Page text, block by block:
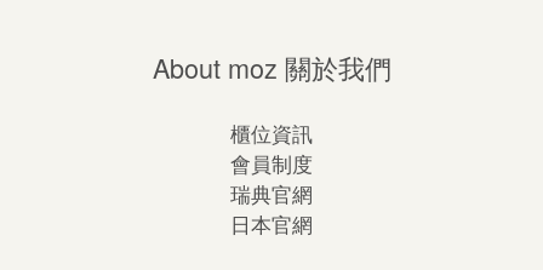
About moz 關於我們
櫃位資訊
會員制度
瑞典官網
日本官網